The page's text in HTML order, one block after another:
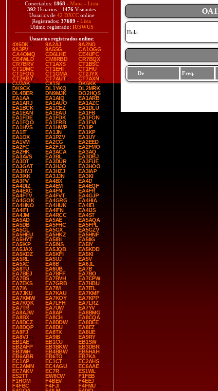
Conectados: 1868 - Mapa - Lista
392 Usuarios - 1476 Visitantes
Usuarios de 42 DXCConline
Registrados: 37689 - Lista
Último registrado: IU3WUS
Usuarios registrados online:
4X6DK
9A2AJ
9A2NO
9A3PV
9A5SG
CA1OGG
CA4OMQ
CD6LHE
CE4UFC
CE4WLD
CM8RBD
CR7BQX
CR7BRV
CT1AXS
CT1BSC
CT1DMC
CT1EHI
CT1FIU
CT1FOQ
CT1GMA
CT2JYX
CT2KBY
CT7AUT
CT7AXN
CU3AK
CX1SI
DK6KK
DK9CK
DL1YKQ
DL2MRK
DL4BER
DN9MJK
DO2HQS
EA1AA
EA1AIQ
EA1ARB
EA1ARJ
EA1AUO
EA1AZC
EA1BCK
EA1CEZ
EA1DLU
EA1EAN
EA1EAU
EA1FB
EA1FDE
EA1FDK
EA1FON
EA1FQO
EA1FRB
EA1FVI
EA1HVS
EA1HWP
EA1IP
EA1IT
EA1JN
EA1KP
EA1OX
EA1PZV
EA1UY
EA1VM
EA2CG
EA2EED
EA2FC
EA2FJD
EA2FMO
EA2HK
EA3ACA
EA3AQ
EA3AVS
EA3BL
EA3DBJ
EA3DT
EA3DUR
EA3FUE
EA3GAT
EA3HJO
EA3HOO
EA3HYJ
EA3HZJ
EA3IAP
EA3IXK
EA3JJN
EA3KI
EA3PV
EA4BX
EA4D
EA4DIZ
EA4EM
EA4EQF
EA4EXC
EA4FN
EA4FR
EA4FTV
EA4FVT
EA4GJP
EA4GOK
EA4GRG
EA4HIA
EA4HNO
EA4HUK
EA4IEI
EA4IFI
EA4IFN
EA4IJS
EA4JM
EA4RCC
EA4ST
EA5AD
EA5AE
EA5AQA
EA5DB
EA5FHC
EA5FPL
EA5GL
EA5GX
EA5GZV
EA5HEU
EA5HKZ
EA5HNF
EA5HYT
EA5IBI
EA5IIG
EA5IKP
EA5INS
EA5IY
EA5JAX
EA5JQB
EA5KDD
EA5KDZ
EA5KFI
EA5KI
EA5RL
EA5UJ
EA5V
EA5XC
EA6B
EA6JL
EA6TU
EA6UB
EA7B
EA7BEJ
EA7BFF
EA7BO
EA7BS
EA7BVH
EA7CPW
EA7EKS
EA7GRB
EA7HBU
EA7IA
EA7IM
EA7ITL
EA7JKU
EA7KAU
EA7KMF
EA7KMW
EA7KOY
EA7KPP
EA7KQK
EA7LFH
EA7LRZ
EA7TR
EA7UW
EA7YV
EA8AJW
EA8AP
EA8BMG
EA8BX
EA8CH
EA8CQA
EA8DCZ
EA8DDW
EA8DEE
EA8DQP
EA8DU
EA8EZ
EA8FJ
EA8TX
EA8UE
EA8VJ
EA9IB
EA9RY
EB1AE
EB1CU
EB1SW
EB2AFP
EB3BKW
EB3DBR
EB3WH
EB4BBW
EB5HAH
EB6ABR
EB6TO
EB7KA
EC1AP
EC1CT
EC2AHS
EC2AMN
EC4AGU
EC6AAE
EC7AKV
EC7R
ES1WL
ES2TT
EW8CW
F1FEB
F1HOM
F4BEV
F4EEJ
F4FBC
F4FJI
F4FMU
Hola
De Freq.